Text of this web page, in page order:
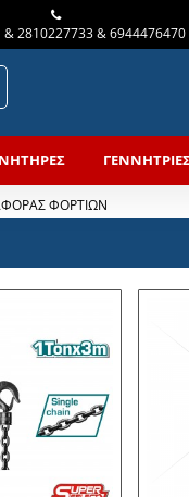
& 2810227733 & 6944476470
ΦΟΡΤΙΩΝ